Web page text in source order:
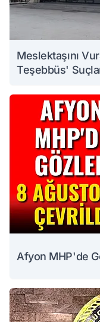
Meslektaşını
Teşebbüs'
Afyon MHP'de